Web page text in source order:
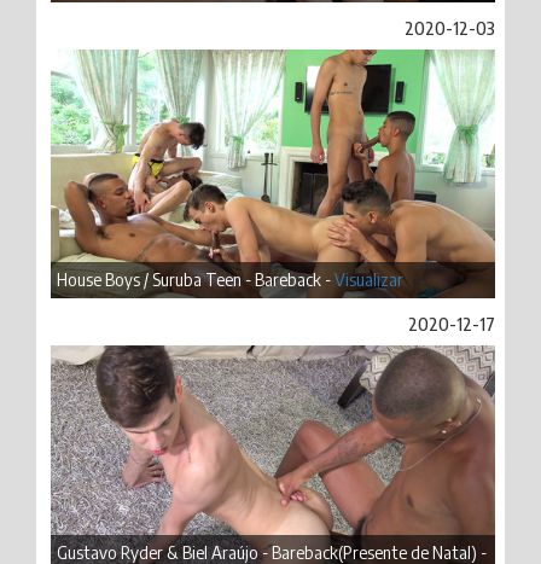
2020-12-03
House Boys / Suruba Teen - Bareback -Visualizar
2020-12-17
Gustavo Ryder & Biel Araújo - Bareback(Presente de Natal) -